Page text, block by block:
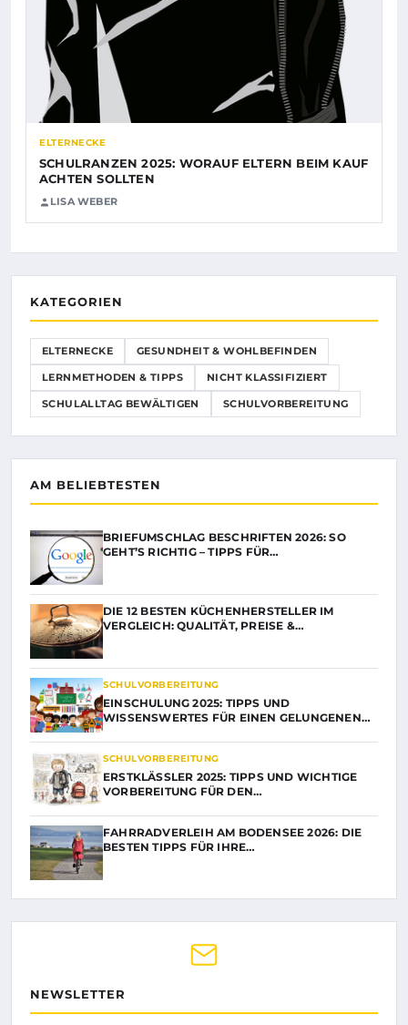
ELTERNECKE
SCHULRANZEN 2025: WORAUF ELTERN BEIM KAUF
ACHTEN SOLLTEN
LISA WEBER
KATEGORIEN
ELTERNECKE GESUNDHEIT & WOHLBEFINDEN
LERNMETHODEN & TIPPS NICHT KLASSIFIZIERT
SCHULALLTAG BEWÄLTIGEN SCHULVORBEREITUNG
AM BELIEBTESTEN
BRIEFUMSCHLAG BESCHRIFTEN 2026: SO
GEHT’S RICHTIG – TIPPS FÜR…
DIE 12 BESTEN KÜCHENHERSTELLER IM
VERGLEICH: QUALITÄT, PREISE &…
SCHULVORBEREITUNG
EINSCHULUNG 2025: TIPPS UND
WISSENSWERTES FÜR EINEN GELUNGENEN…
SCHULVORBEREITUNG
ERSTKLÄSSLER 2025: TIPPS UND WICHTIGE
VORBEREITUNG FÜR DEN…
FAHRRADVERLEIH AM BODENSEE 2026: DIE
BESTEN TIPPS FÜR IHRE…
NEWSLETTER